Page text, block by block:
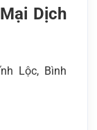
Dịch
Lộc, Bình